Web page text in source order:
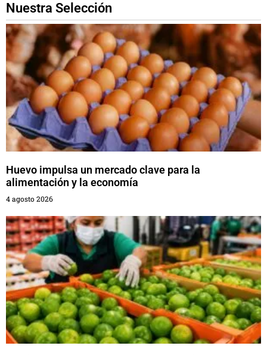
Nuestra Selección
Huevo impulsa un mercado clave para la
alimentación y la economía
4 agosto 2026